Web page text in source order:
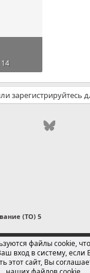
зарегистрируйтесь
Odnoklassniki
Mail.ruBluesky
(ТО) 5
и правила
Помощь
файлы cookie,
вход в систему, если
этот сайт, Вы